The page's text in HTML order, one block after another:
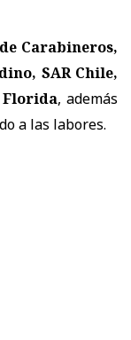
Carabineros,
SAR Chile,
, además
a las labores.